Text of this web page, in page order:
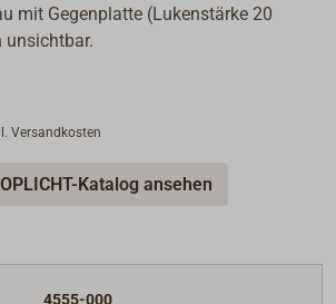
mit Gegenplatte (Lukenstärke 20
unsichtbar.
Versandkosten
Katalog ansehen
4555-000